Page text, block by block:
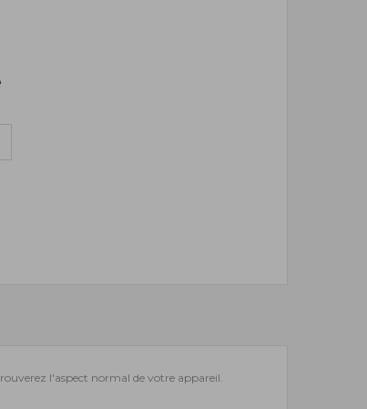
l'aspect normal de votre appareil.